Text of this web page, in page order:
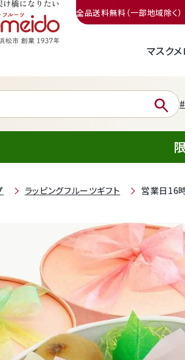
全品送料無料（一部地域除く）
マスク
search
マスクメロン
リー
ラッピングフルーツギフト 営業日16